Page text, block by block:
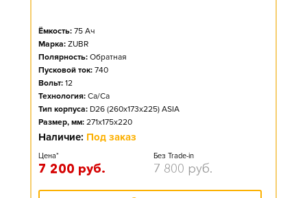
Ёмкость: 75 Ач
Марка: ZUBR
Полярность: Обратная
Пусковой ток: 740
Вольт: 12
Технология: Ca/Ca
Тип корпуса: D26 (260x173x225) ASIA
Размер, мм: 271x175x220
Наличие: Под заказ
Цена*
7 200 руб.
Без Trade-in
7 800 руб.